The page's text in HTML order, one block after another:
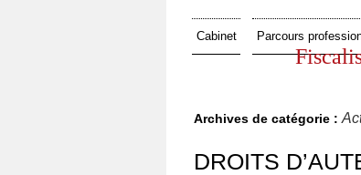
Cabinet Parcours
Archives de catégorie :
DROITS